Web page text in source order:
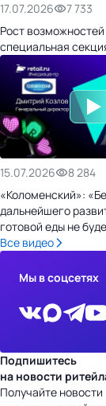
17.07.2026
7 733
Рост
специальная
15.07.2026
8 284
«Коломенский»:
дальнейшего
готовой еды не
Все видео
Мы в соцсетях
Подпишитесь
на новости
Получайте новости